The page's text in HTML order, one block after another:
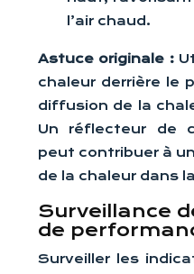
l’air chaud.
Astuce originale :
chaleur derrière le
diffusion de la
Un réflecteur de
peut contribuer à
de la chaleur dans
Surveillance
de
Surveiller les